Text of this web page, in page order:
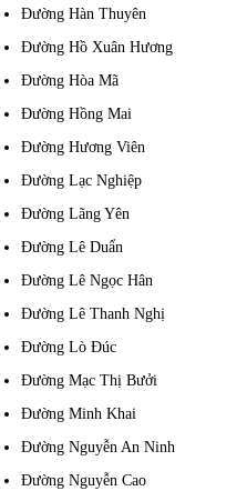
Đường Hàn Thuyên
Đường Hồ Xuân Hương
Đường Hòa Mã
Đường Hồng Mai
Đường Hương Viên
Đường Lạc Nghiệp
Đường Lãng Yên
Đường Lê Duẩn
Đường Lê Ngọc Hân
Đường Lê Thanh Nghị
Đường Lò Đúc
Đường Mạc Thị Bưởi
Đường Minh Khai
Đường Nguyễn An Ninh
Đường Nguyễn Cao